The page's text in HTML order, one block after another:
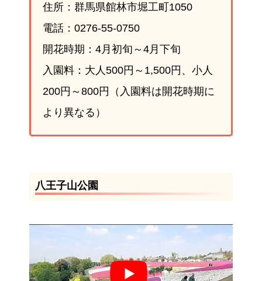
住所：群馬県館林市堀工町1050
電話：0276-55-0750
開花時期：4月初旬～4月下旬
入園料：大人500円～1,500円、小人
200円～800円（入園料は開花時期に
より異なる）
八王子山公園